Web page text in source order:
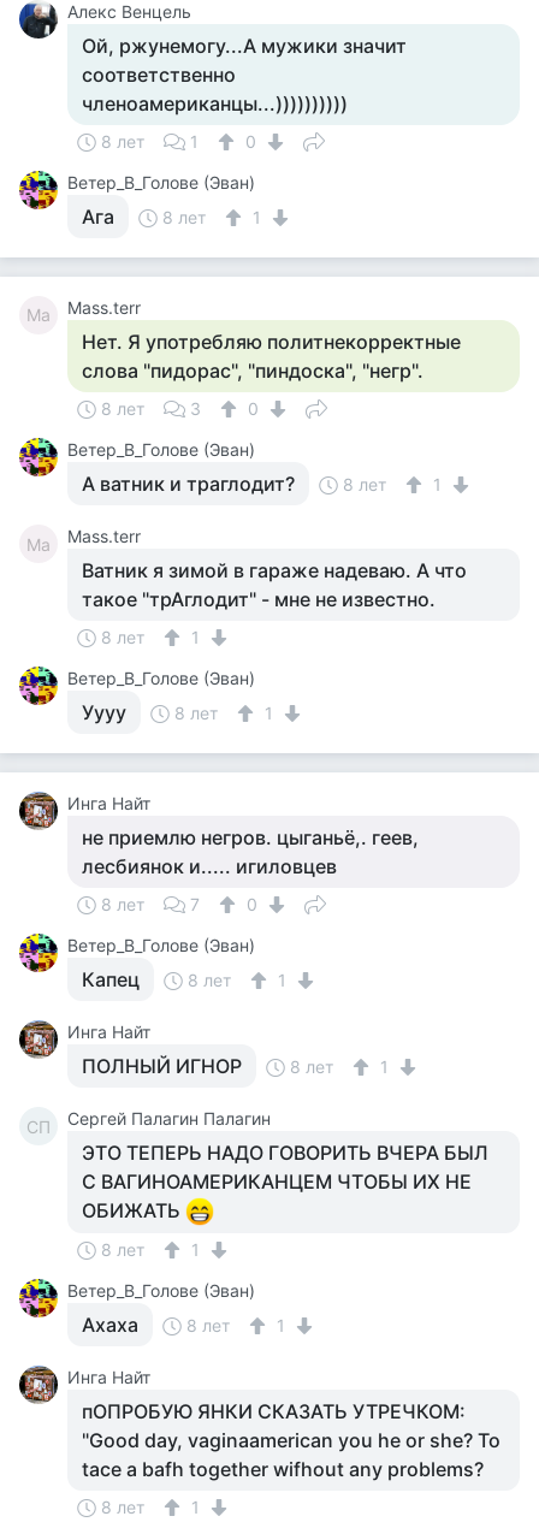
Алекс Венцель
Ой, ржунемогу...А мужики значит
соответственно
членоамериканцы...))))))))))
8 лет 1
0
Ветер_В_Голове (Эван)
Ага 8 лет 1
Ma Mass.terr
Нет. Я употребляю политнекорректные
слова "пидорас", "пиндоска", "негр".
8 лет 3
0
Ветер_В_Голове (Эван)
А ватник и траглодит? 8 лет 1
Ma Mass.terr
Ватник я зимой в гараже надеваю. А что
такое "трАглодит" - мне не известно.
8 лет
1
Ветер_В_Голове (Эван)
Уууу 8 лет 1
Инга Найт
не приемлю негров. цыганьё,. геев,
лесбиянок и..... игиловцев
8 лет 7
0
Ветер_В_Голове (Эван)
Капец 8 лет 1
Инга Найт
ПОЛНЫЙ ИГНОР 8 лет 1
СП Сергей Палагин Палагин
ЭТО ТЕПЕРЬ НАДО ГОВОРИТЬ ВЧЕРА БЫЛ
С ВАГИНОАМЕРИКАНЦЕМ ЧТОБЫ ИХ НЕ
ОБИЖАТЬ
8 лет
1
Ветер_В_Голове (Эван)
Ахаха 8 лет 1
Инга Найт
пОПРОБУЮ ЯНКИ СКАЗАТЬ УТРЕЧКОМ:
"Good day, vaginaamerican you he or she? To
tace a bafh together wifhout any problems?
8 лет 1